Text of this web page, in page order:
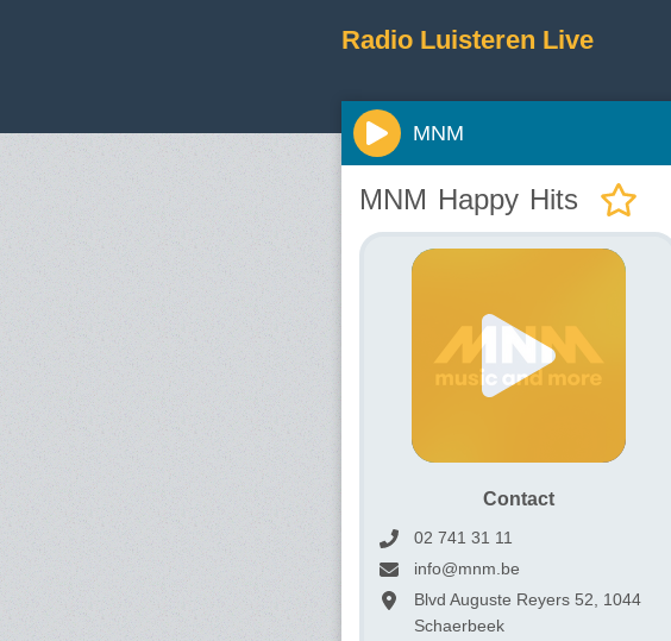
Radio Luisteren Live
MNM
MNM Happy Hits
Contact
02 741 31 11
info@mnm.be
Blvd Auguste Reyers 52, 1044
Schaerbeek